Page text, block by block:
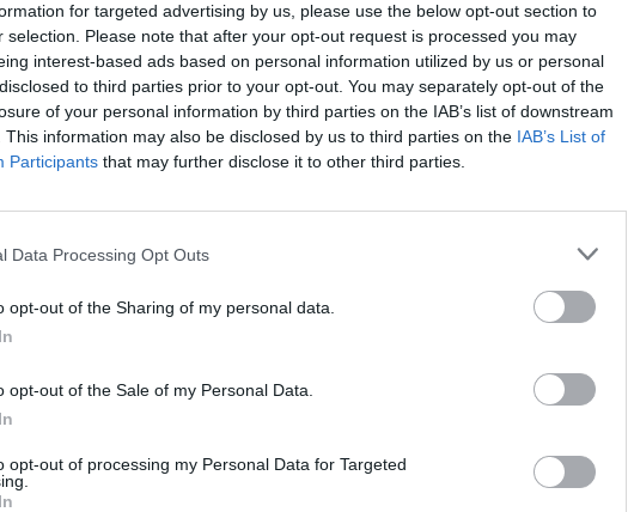
for targeted advertising by us, please use the below opt-out section to
selection. Please note that after your opt-out request is processed you may
interest-based ads based on personal information utilized by us or personal
to third parties prior to your opt-out. You may separately opt-out of the
of your personal information by third parties on the IAB’s list of downstream
This information may also be disclosed by us to third parties on the IAB’s List of
Participants that may further disclose it to other third parties.
Data Processing Opt Outs
opt-out of the Sharing of my personal data.
opt-out of the Sale of my Personal Data.
opt-out of processing my Personal Data for Targeted
de balompié urbano que
distintas edades y niveles para
y servicios de transporte
julio se celebrará en el estadio
en metálico por un valor total
municipio como escenario de
futbolístico de Lanzarote”. “Es
calle”, añade.
Consistorio “trabajamos para
adecuadas y opciones de
y de los alrededores”. “Este
y adultos”, apunta.
de transporte de ida y vuelta
por Tahiche, Guatiza, Arrieta y
toda la información en la